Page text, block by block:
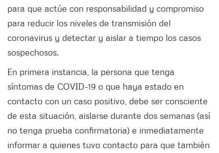
para que actúe con responsabilidad y compromiso
para reducir los niveles de transmisión del
coronavirus y detectar y aislar a tiempo los casos
sospechosos.
En primera instancia, la persona que tenga
síntomas de COVID-19 o que haya estado en
contacto con un caso positivo, debe ser consciente
de esta situación, aislarse durante dos semanas (así
no tenga prueba confirmatoria) e inmediatamente
informar a quienes tuvo contacto para que también